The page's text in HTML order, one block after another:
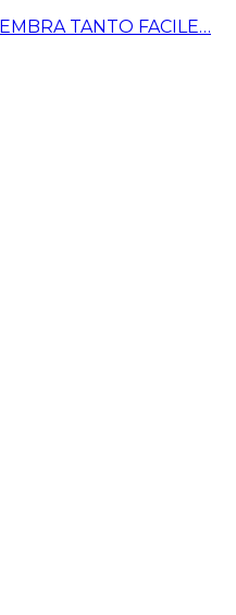
TANTO FACILE…